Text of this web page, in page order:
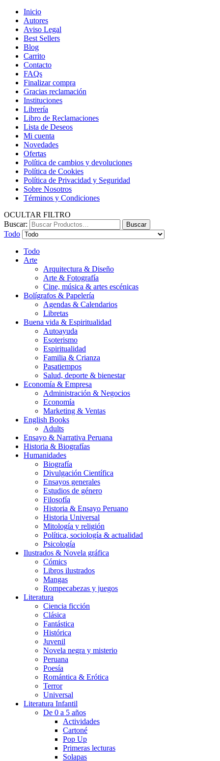
Inicio
Autores
Aviso Legal
Best Sellers
Blog
Carrito
Contacto
FAQs
Finalizar compra
Gracias reclamación
Instituciones
Librería
Libro de Reclamaciones
Lista de Deseos
Mi cuenta
Novedades
Ofertas
Política de cambios y devoluciones
Política de Cookies
Política de Privacidad y Seguridad
Sobre Nosotros
Términos y Condiciones
OCULTAR FILTRO
Buscar:
Buscar
Todo
Todo
Arte
Arquitectura & Diseño
Arte & Fotografía
Cine, música & artes escénicas
Bolígrafos & Papelería
Agendas & Calendarios
Libretas
Buena vida & Espiritualidad
Autoayuda
Esoterismo
Espiritualidad
Familia & Crianza
Pasatiempos
Salud, deporte & bienestar
Economía & Empresa
Administración & Negocios
Economía
Marketing & Ventas
English Books
Adults
Ensayo & Narrativa Peruana
Historia & Biografías
Humanidades
Biografía
Divulgación Científica
Ensayos generales
Estudios de género
Filosofía
Historia & Ensayo Peruano
Historia Universal
Mitología y religión
Política, sociología & actualidad
Psicología
Ilustrados & Novela gráfica
Cómics
Libros ilustrados
Mangas
Rompecabezas y juegos
Literatura
Ciencia ficción
Clásica
Fantástica
Histórica
Juvenil
Novela negra y misterio
Peruana
Poesía
Romántica & Erótica
Terror
Universal
Literatura Infantil
De 0 a 5 años
Actividades
Cartoné
Pop Up
Primeras lecturas
Solapas